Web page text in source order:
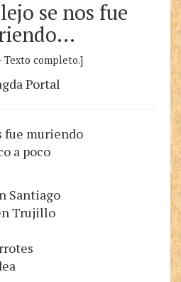
se nos fue
Texto completo.]
Portal
fue muriendo
a poco
Santiago
Trujillo